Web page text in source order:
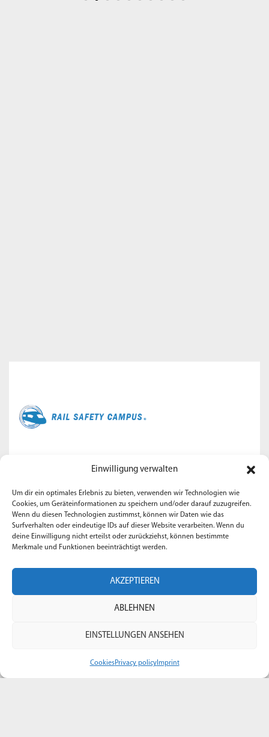
Einwilligung verwalten
Um dir ein optimales Erlebnis zu bieten, verwenden wir Technologien wie
Cookies, um Geräteinformationen zu speichern und/oder darauf zuzugreifen.
Wenn du diesen Technologien zustimmst, können wir Daten wie das
Surfverhalten oder eindeutige IDs auf dieser Website verarbeiten. Wenn du
deine Einwilligung nicht erteilst oder zurückziehst, können bestimmte
Merkmale und Funktionen beeinträchtigt werden.
AKZEPTIEREN
ABLEHNEN
EINSTELLUNGEN ANSEHEN
CookiesPrivacy policyImprint
Eisenbahnbereich eine Plattform zum Austausch von
Sicherheitsthemen und nutzt verschiedene Schulungen, um
das notwendige Fachwissen der Bahntechnik für die
Funktionale Sicherheit zu vermitteln.
Adresse: Bielenberg 37 – 25377 Kollmar
info@safety-campus.de